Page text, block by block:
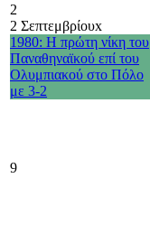
2
2 Σεπτεμβρίουx
1980: Η πρώτη νίκη του
Παναθηναϊκού επί του
Ολυμπιακού στο Πόλο
με 3-2
9